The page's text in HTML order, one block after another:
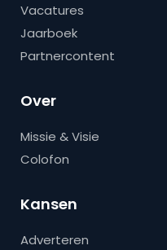
Vacatures
Jaarboek
Partnercontent
Over
Missie & Visie
Colofon
Kansen
Adverteren